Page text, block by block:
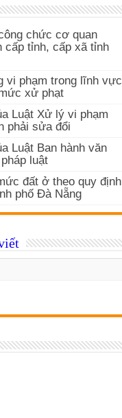
chức cơ quan
cấp tỉnh, cấp xã tỉnh
vi phạm trong lĩnh vực
xử phạt
Luật Xử lý vi phạm
phải sửa đổi
Luật Ban hành văn
luật
đất ở theo quy định
phố Đà Nẵng